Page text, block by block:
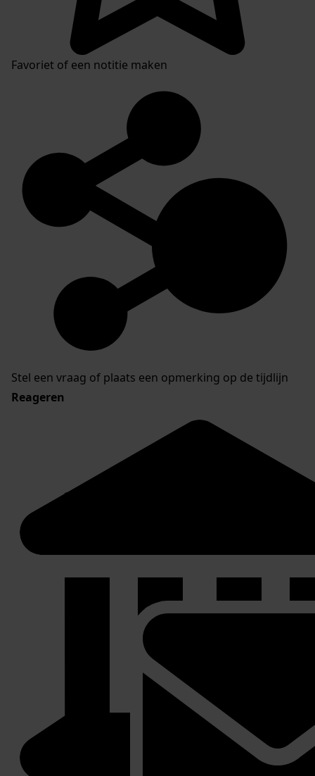
Favoriet of een notitie maken
Stel een vraag of plaats een opmerking op de tijdlijn
Reageren